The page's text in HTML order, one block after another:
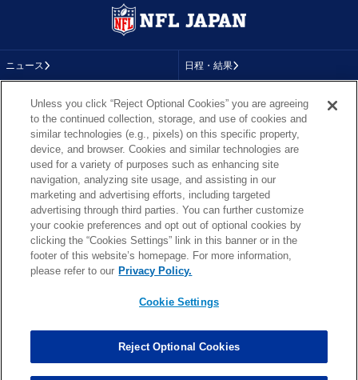
ニュース 日程・結果
コラム テレビ
画像
順位表
選手成績 About NFL
More NFL 特集
TOP お問い合わせ
プライバシーポリシー プライバシー設定
Copyright © LY Corporation. All Rights Reserved.
PHOTO BY AP Images / PHOTO BY Getty Images
Unless you click “Reject Optional Cookies” you are agreeing
to the continued collection, storage, and use of cookies and
similar technologies (e.g., pixels) on this specific property,
device, and browser. Cookies and similar technologies are
used for a variety of purposes such as enhancing site
navigation, analyzing site usage, and assisting in our
marketing and advertising efforts, including targeted
advertising through third parties. You can further customize
your cookie preferences and opt out of optional cookies by
clicking the “Cookies Settings” link in this banner or in the
footer of this website’s homepage. For more information,
please refer to our Privacy Policy.
Cookie Settings
Reject Optional Cookies